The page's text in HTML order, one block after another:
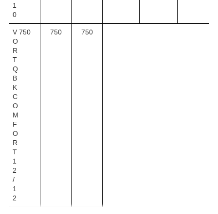
1
0
V
O
R
T
Q
B
K
C
O
M
F
O
R
T
1
2
/
1
2
750 750 750